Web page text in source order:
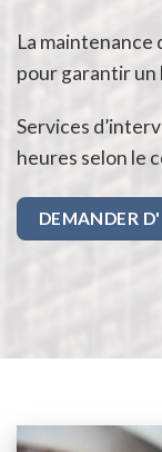
La
pour garantir
Services
heures selon le
DEMANDER